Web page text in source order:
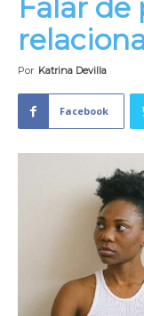
Falar de
Por Katrina Devilla
Facebook